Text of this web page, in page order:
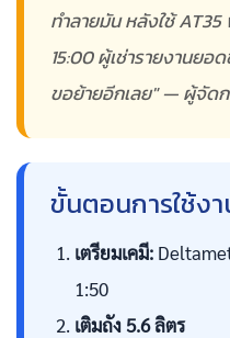
ทำลายมัน หลังใช้
15:00 ผู้เช่ารายงานยอด
ขอย้ายอีกเลย" — ผู้จัด
ขั้นตอนการใช้ง
เตรียมเคมี:
1:50
เติมถัง 5.6 ลิตร